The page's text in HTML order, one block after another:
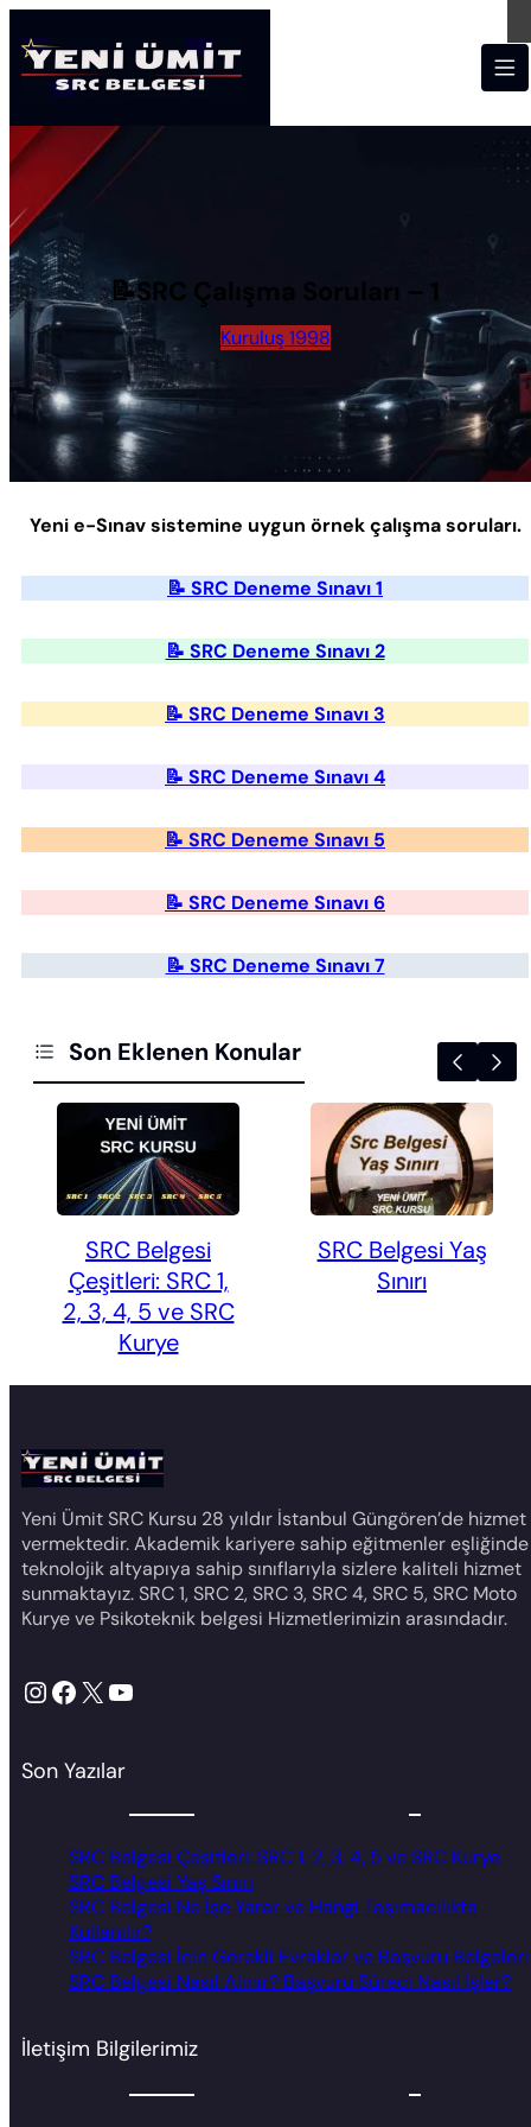
📝SRC Çalışma Soruları – 1
Kuruluş 1998
Yeni e-Sınav sistemine uygun örnek çalışma soruları.
📝 SRC Deneme Sınavı 1
📝 SRC Deneme Sınavı 2
📝 SRC Deneme Sınavı 3
📝 SRC Deneme Sınavı 4
📝 SRC Deneme Sınavı 5
📝 SRC Deneme Sınavı 6
📝 SRC Deneme Sınavı 7
Son Eklenen Konular
SRC Belgesi
Çeşitleri: SRC 1,
2, 3, 4, 5 ve SRC
Kurye
SRC Belgesi Yaş
Sınırı
Yeni Ümit SRC Kursu 28 yıldır İstanbul Güngören’de hizmet
vermektedir. Akademik kariyere sahip eğitmenler eşliğinde
teknolojik altyapıya sahip sınıflarıyla sizlere kaliteli hizmet
sunmaktayız. SRC 1, SRC 2, SRC 3, SRC 4, SRC 5, SRC Moto
Kurye ve Psikoteknik belgesi Hizmetlerimizin arasındadır.
InstagramFacebook X YouTube
Son Yazılar
SRC Belgesi Çeşitleri: SRC 1, 2, 3, 4, 5 ve SRC Kurye
SRC Belgesi Yaş Sınırı
SRC Belgesi Ne İşe Yarar ve Hangi Taşımacılıkta
Kullanılır?
SRC Belgesi İçin Gerekli Evraklar ve Başvuru Belgeleri
SRC Belgesi Nasıl Alınır? Başvuru Süreci Nasıl İşler?
İletişim Bilgilerimiz